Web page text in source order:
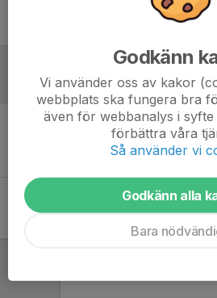
Ingen uppställning
Referat
Inget referat
Godkänn
Vi använder oss av kakor
webbplats ska fungera bra
även för webbanalys i
förbättra våra
Så använder vi
Godkänn alla
Bara